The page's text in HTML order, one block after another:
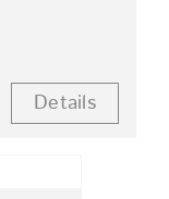
Details